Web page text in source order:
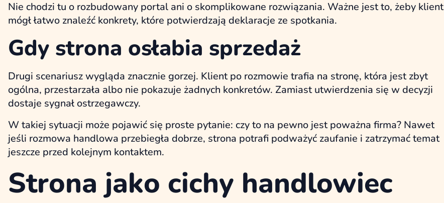
Nie chodzi tu o rozbudowany portal ani o skomplikowane rozwiązania. Ważne jest to, żeby klient
mógł łatwo znaleźć konkrety, które potwierdzają deklaracje ze spotkania.
Gdy strona osłabia sprzedaż
Drugi scenariusz wygląda znacznie gorzej. Klient po rozmowie trafia na stronę, która jest zbyt
ogólna, przestarzała albo nie pokazuje żadnych konkretów. Zamiast utwierdzenia się w decyzji
dostaje sygnał ostrzegawczy.
W takiej sytuacji może pojawić się proste pytanie: czy to na pewno jest poważna firma? Nawet
jeśli rozmowa handlowa przebiegła dobrze, strona potrafi podważyć zaufanie i zatrzymać temat
jeszcze przed kolejnym kontaktem.
Strona jako cichy handlowiec